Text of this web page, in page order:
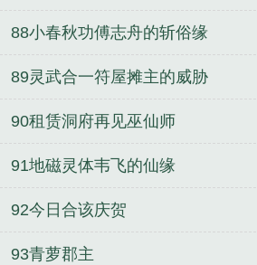
88小春秋功傅志舟的斩俗缘
89灵武合一符屋摊主的威胁
90租赁洞府再见巫仙师
91地磁灵体韦飞的仙缘
92今日合该庆贺
93青萝郡主